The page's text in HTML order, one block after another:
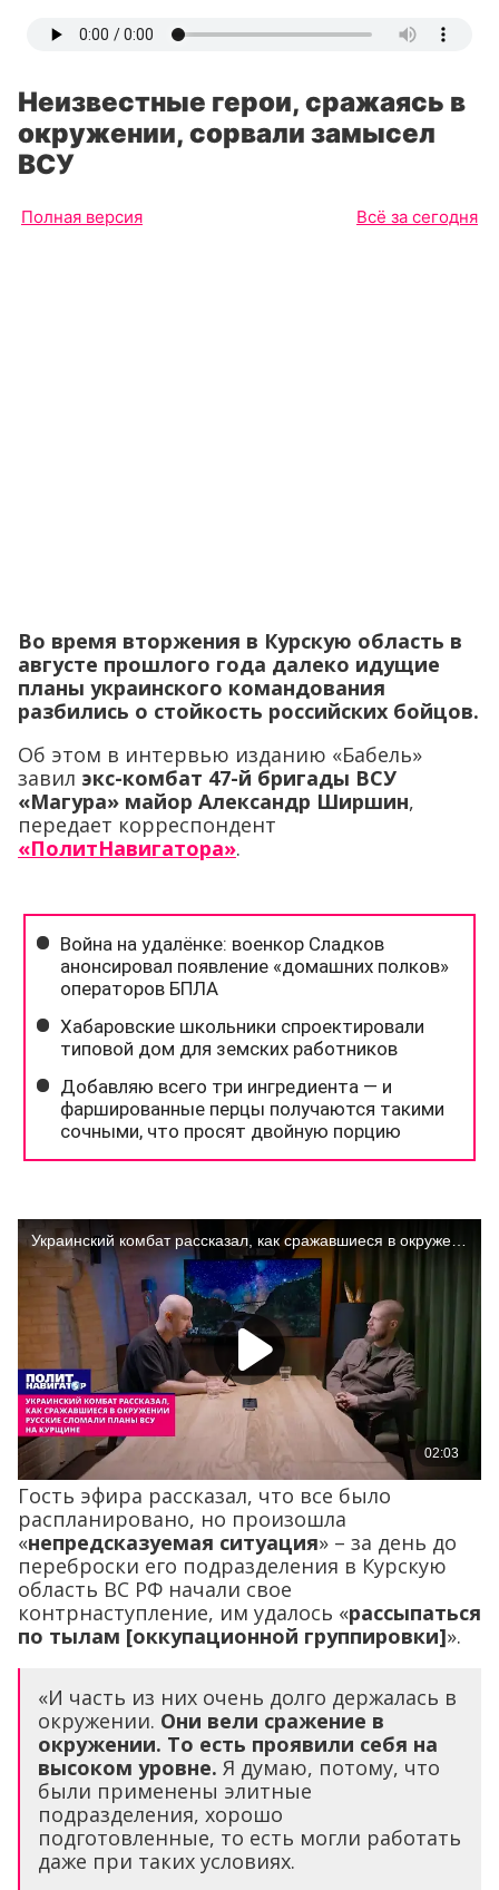
Неизвестные герои, сражаясь в
окружении, сорвали замысел
ВСУ
Полная версия Всё за сегодня
Во время вторжения в Курскую область в
августе прошлого года далеко идущие
планы украинского командования
разбились о стойкость российских бойцов.
Об этом в интервью изданию «Бабель»
завил экс-комбат 47-й бригады ВСУ
«Магура» майор Александр Ширшин,
передает корреспондент
«ПолитНавигатора».
Гость эфира рассказал, что все было
распланировано, но произошла
«непредсказуемая ситуация» – за день до
переброски его подразделения в Курскую
область ВС РФ начали свое
контрнаступление, им удалось «рассыпаться
по тылам [оккупационной группировки]».
«И часть из них очень долго держалась в
окружении. Они вели сражение в
окружении. То есть проявили себя на
высоком уровне. Я думаю, потому, что
были применены элитные
подразделения, хорошо
подготовленные, то есть могли работать
даже при таких условиях.